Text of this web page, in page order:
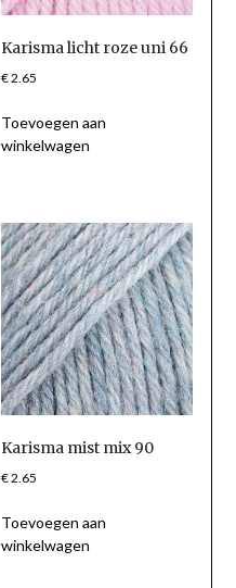
Karisma licht roze uni 66
€2.65
Toevoegen aan
winkelwagen
Karisma mist mix 90
€2.65
Toevoegen aan
winkelwagen